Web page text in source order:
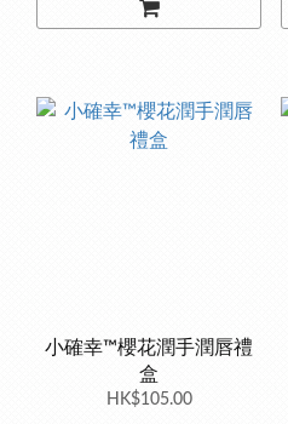
小確幸™櫻花潤手潤唇禮
盒
HK$105.00